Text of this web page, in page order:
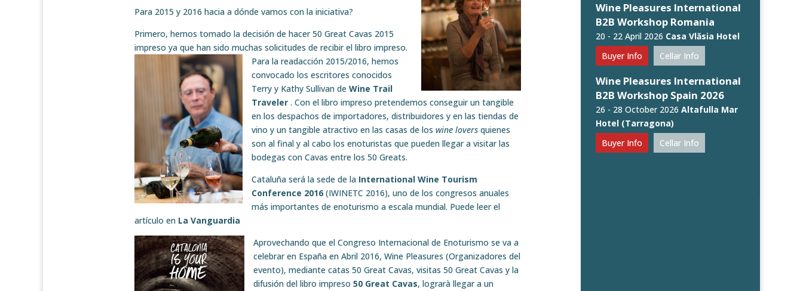
Para 2015 y 2016 hacia a dónde vamos con la iniciativa?
Primero, hemos tomado la decisión de hacer 50 Great Cavas 2015
impreso ya que han sido muchas solicitudes de recibir el libro impreso.
Para la readacción 2015/2016, hemos
convocado los escritores conocidos
Terry y Kathy Sullivan de Wine Trail
Traveler . Con el libro impreso pretendemos conseguir un tangible
en los despachos de importadores, distribuidores y en las tiendas de
vino y un tangible atractivo en las casas de los wine lovers quienes
son al final y al cabo los enoturistas que pueden llegar a visitar las
bodegas con Cavas entre los 50 Greats.
Cataluña será la sede de la International Wine Tourism
Conference 2016 (IWINETC 2016), uno de los congresos anuales
más importantes de enoturismo a escala mundial. Puede leer el
artículo en La Vanguardia
Aprovechando que el Congreso Internacional de Enoturismo se va a
celebrar en España en Abril 2016, Wine Pleasures (Organizadores del
evento), mediante catas 50 Great Cavas, visitas 50 Great Cavas y la
difusión del libro impreso 50 Great Cavas, lograrà llegar a un
Wine Pleasures International
B2B Workshop Romania
20 - 22 April 2026 Casa Vlăsia Hotel
Buyer Info
Cellar Info
Wine Pleasures International
B2B Workshop Spain 2026
26 - 28 October 2026 Altafulla Mar
Hotel (Tarragona)
Buyer Info
Cellar Info